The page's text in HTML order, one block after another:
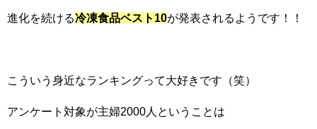
進化を続ける冷凍食品ベスト10が発表されるようです！！
こういう身近なランキングって大好きです（笑）
アンケート対象が主婦2000人ということは